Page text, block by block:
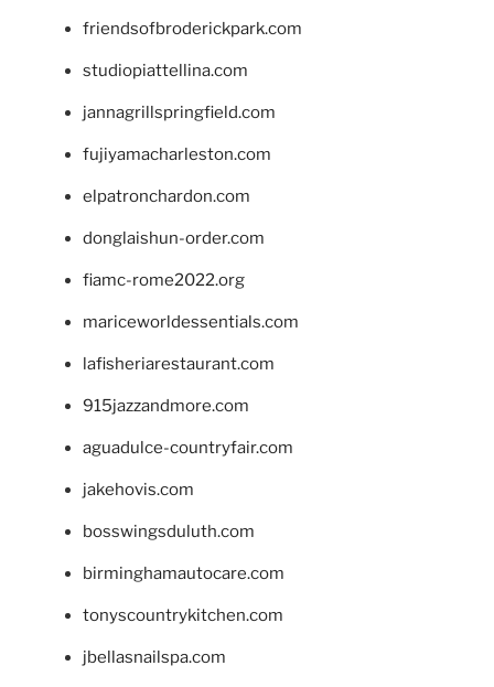
friendsofbroderickpark.com
studiopiattellina.com
jannagrillspringfield.com
fujiyamacharleston.com
elpatronchardon.com
donglaishun-order.com
fiamc-rome2022.org
mariceworldessentials.com
lafisheriarestaurant.com
915jazzandmore.com
aguadulce-countryfair.com
jakehovis.com
bosswingsduluth.com
birminghamautocare.com
tonyscountrykitchen.com
jbellasnailspa.com